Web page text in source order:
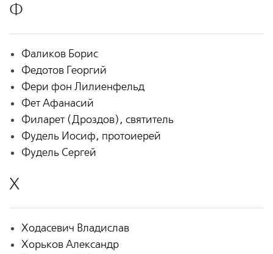
Ф
Фаликов Борис
Федотов Георгий
Фери фон Лилиенфельд
Фет Афанасий
Филарет (Дроздов), святитель
Фудель Иосиф, протоиерей
Фудель Сергей
Х
Ходасевич Владислав
Хорьков Александр